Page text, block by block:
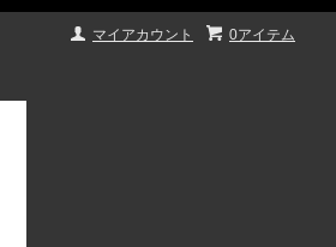
0アイテム
マイアカウント